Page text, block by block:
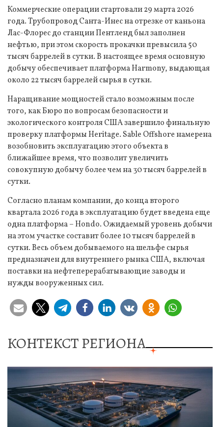
Коммерческие операции стартовали 29 марта 2026
года. Трубопровод Санта-Инес на отрезке от каньона
Лас-Флорес до станции Пентленд был заполнен
нефтью, при этом скорость прокачки превысила 50
тысяч баррелей в сутки. В настоящее время основную
добычу обеспечивает платформа Harmony, выдающая
около 22 тысяч баррелей сырья в сутки.
Наращивание мощностей стало возможным после
того, как Бюро по вопросам безопасности и
экологического контроля США завершило финальную
проверку платформы Heritage. Sable Offshore намерена
возобновить эксплуатацию этого объекта в
ближайшее время, что позволит увеличить
совокупную добычу более чем на 30 тысяч баррелей в
сутки.
Согласно планам компании, до конца второго
квартала 2026 года в эксплуатацию будет введена еще
одна платформа – Hondo. Ожидаемый уровень добычи
на этом участке составит более 10 тысяч баррелей в
сутки. Весь объем добываемого на шельфе сырья
предназначен для внутреннего рынка США, включая
поставки на нефтеперерабатывающие заводы и
нужды вооруженных сил.
КОНТЕКСТ РЕГИОНА